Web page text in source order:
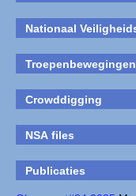
Nationaal
Troepenbewegingen
Crowddigging
NSA files
Publicaties